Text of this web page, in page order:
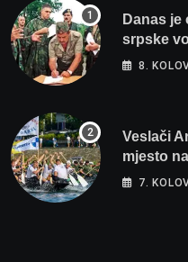
Danas
srpske
8.
Veslači
mjesto
7.